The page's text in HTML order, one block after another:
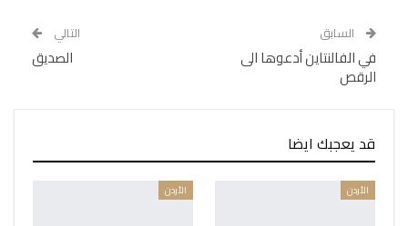
السابق
في الفالنتاين أدعوها الى
الرقص
التالي
الصديق
قد يعجبك ايضا
الأردن الأردن